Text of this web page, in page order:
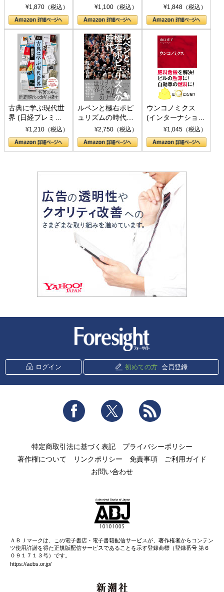
トランプとBRICS
の挑戦
¥1,870（税込）
下、ソ連参戦、そ
して聖断 (PHP新
書)
¥1,100（税込） ¥1,848（税込）
古典に学ぶ現代世
界 (日経プレミア
シリーズ)¥1,210（税込）
ルペンと極右ポピ
ュリズムの時代：
〈ヤヌス〉の二つ
の顔
¥2,750（税込）
ウンコノミクス
(インターナショナ
ル新書)¥1,045（税込）
ログイン 初めての方 会員登録
Facebook Twitter
特定商取引法に基づく表記
プライバシーポリシー
著作権について
リンクポリシー 免責事項
ご利用ガイド
お問い合わせ
ＡＢＪマークは、この電子書店・電子書籍配信サービスが、著作権者からコンテン
ツ使用許諾を得た正規版配信サービスであることを示す登録商標（登録番号 第６
０９１７１３号）です。
https://aebs.or.jp/